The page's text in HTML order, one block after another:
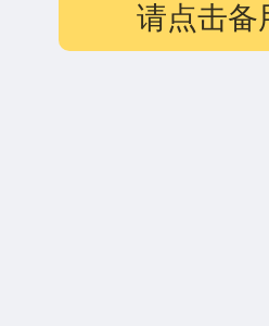
请点击备